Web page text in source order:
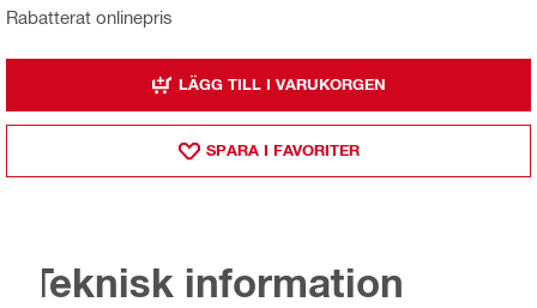
Rabatterat onlinepris
LÄGG TILL I VARUKORGEN
SPARA I FAVORITER
Teknisk information